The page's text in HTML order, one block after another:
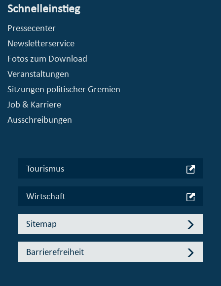
Schnelleinstieg
Pressecenter
Newsletterservice
Fotos zum Download
Veranstaltungen
Sitzungen politischer Gremien
Job & Karriere
Ausschreibungen
Tourismus
Wirtschaft
Sitemap
Barrierefreiheit